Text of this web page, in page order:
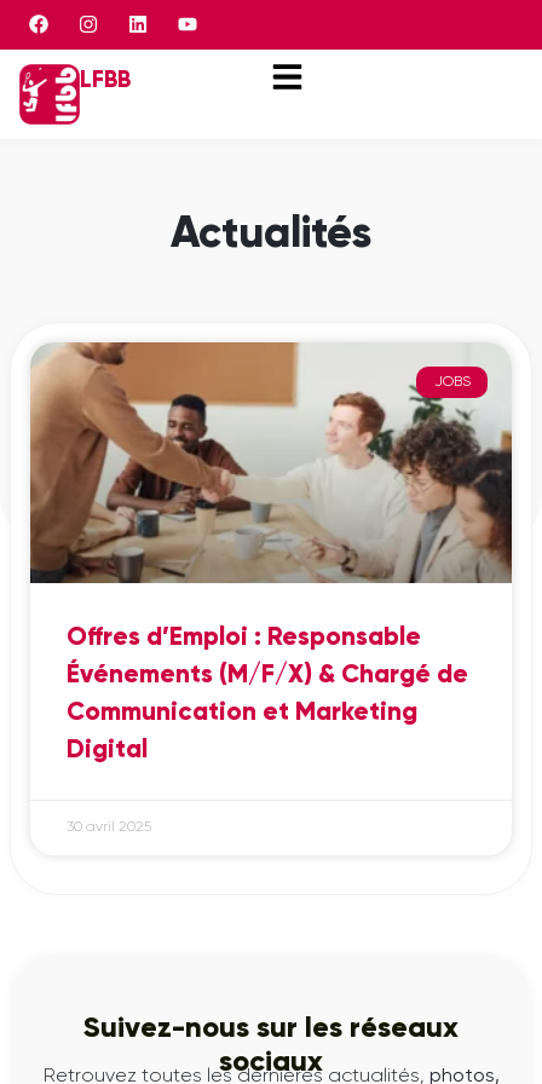
Panneau de gestion des cookies
LFBB
Actualités
JOBS
Offres d’Emploi : Responsable
Événements (M/F/X) & Chargé de
Communication et Marketing
Digital
30 avril 2025
Suivez-nous sur les réseaux
sociaux
Retrouvez toutes les dernières actualités, photos,